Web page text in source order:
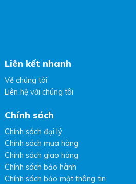
Liên kết nhanh
Về chúng tôi
Liên hệ với chúng tôi
Chính sách
Chính sách đại lý
Chính sách mua hàng
Chính sách giao hàng
Chính sách bảo hành
Chính sách bảo mật thông tin